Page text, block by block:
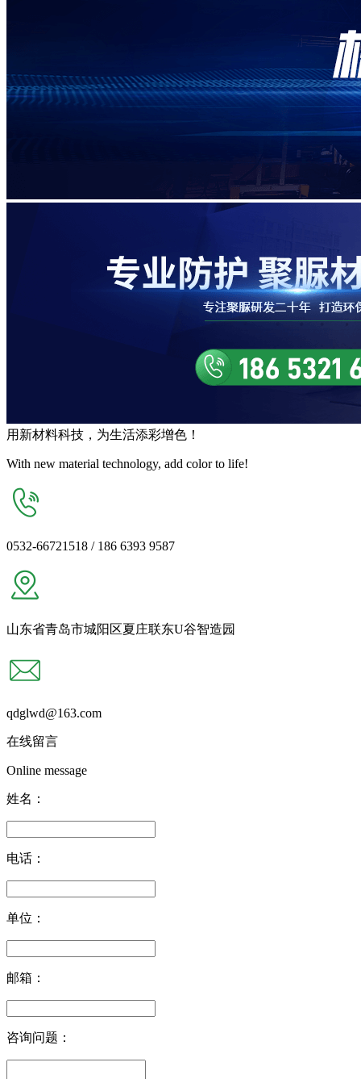
用 新材料科技，为生活添彩增色 ！
With new material technology, add color to life!
0532-66721518 / 186 6393 9587
山东省青岛市城阳区夏庄联东U谷智造园
qdglwd@163.com
在线留言
Online message
姓名：
电话：
单位：
邮箱：
咨询问题：